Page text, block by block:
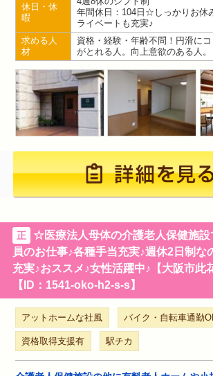
休日・休
暇
年間休日：104日☆しっかりお休
ライベートも充実♪
求める人
材
資格・経験・年齢不問！円滑に
がとれる人。向上意欲のある人。
正
☆医療法人母体の介護老人保健施設
員のお仕事♪各種手当充実♪週休2日制な
充実♪おススメ♪女性活躍中♪【大阪市此
【ID：1541-oko-h2-s-s】
アットホームな社風 バイク・自転車通勤
資格取得支援有 駅チカ